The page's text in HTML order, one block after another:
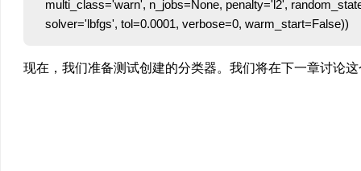
multi_class='warn', n_jobs=None, penalty='l2',
现在，我们准备测试创建的分类器。我们将在下一章讨论